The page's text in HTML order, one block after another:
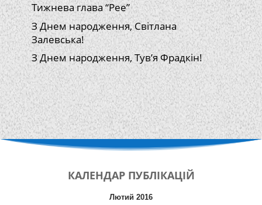
Тижнева глава “Рее”
З Днем народження, Світлана
Залевська!
З Днем народження, Тув’я Фрадкін!
КАЛЕНДАР ПУБЛІКАЦІЙ
Лютий 2016